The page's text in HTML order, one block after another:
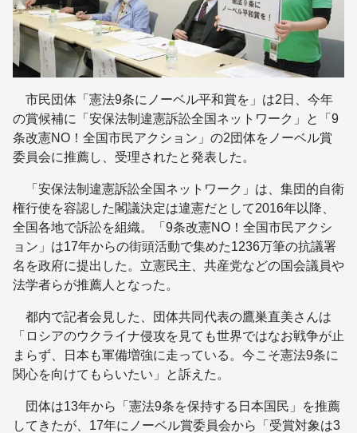
市民団体「憲法9条にノーベル平和賞を」は2日、今年
の賞候補に「安保法制違憲訴訟全国ネットワーク」と「9
条改憲NO！全国市民アクション」の2団体をノーベル賞
委員会に推薦し、受理されたと発表した。
「安保法制違憲訴訟全国ネットワーク」は、集団的自衛
権行使を容認した閣議決定は違憲だとして2016年以降、
全国各地で訴訟を組織。「9条改憲NO！全国市民アクシ
ョン」は17年からの街頭活動で集めた1236万筆の抗議署
名を政府に提出した。立憲民主、共産党などの国会議員や
法学者らが推薦人となった。
都内で記者会見した、団体共同代表の鷹巣直美さんは
「ロシアのウクライナ侵攻を見ても世界ではなお戦争が止
まらず、日本も軍備増強に走っている。今こそ憲法9条に
関心を向けてもらいたい」と訴えた。
団体は13年から「憲法9条を保持する日本国民」を推薦
してきたが、17年にノーベル賞委員会から「受賞対象は3